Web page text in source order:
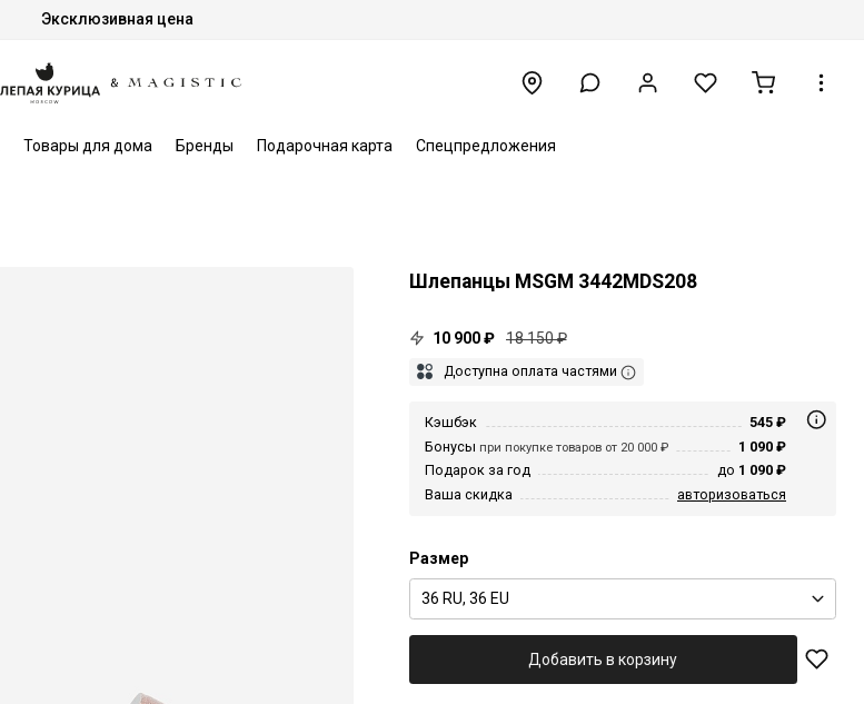
Эксклюзивная цена
Товары для дома Бренды Подарочная карта Спецпредложения
Шлепанцы MSGM 3442MDS208
10 900 ₽ 18 150 ₽
Доступна оплата частями
Кэшбэк
545 ₽
Бонусы при покупке товаров от 20 000 ₽
1 090 ₽
Подарок за год
до 1 090 ₽
Ваша скидка
авторизоваться
Размер
36 RU, 36 EU
Добавить в корзину